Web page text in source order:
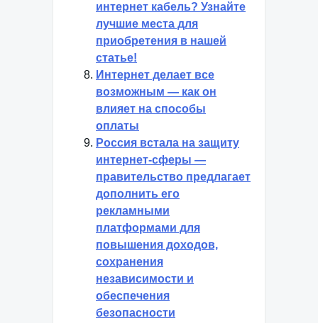
интернет кабель? Узнайте
лучшие места для
приобретения в нашей
статье!
Интернет делает все
возможным — как он
влияет на способы
оплаты
Россия встала на защиту
интернет-сферы —
правительство предлагает
дополнить его
рекламными
платформами для
повышения доходов,
сохранения
независимости и
обеспечения
безопасности